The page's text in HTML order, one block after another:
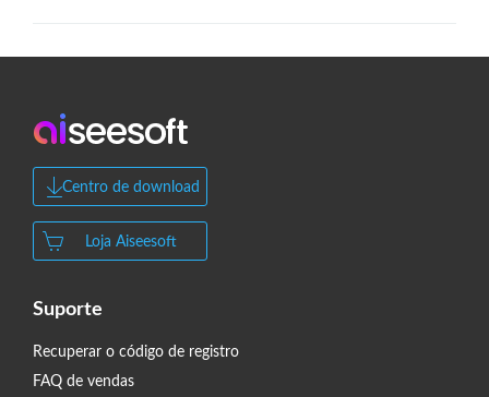
Centro de download
Loja Aiseesoft
Suporte
Recuperar o código de registro
FAQ de vendas